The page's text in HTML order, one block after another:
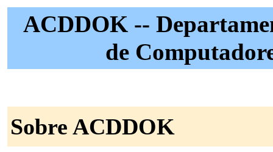
ACDDOK --
de
Sobre ACDDOK